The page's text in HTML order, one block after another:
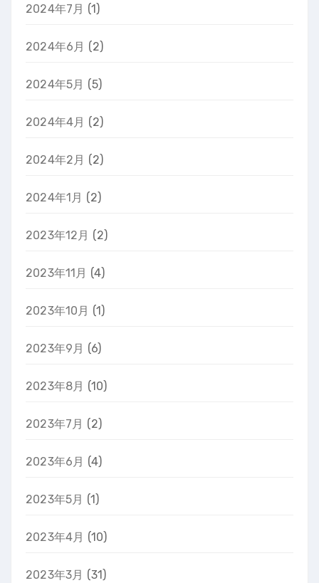
2024年7月 (1)
2024年6月 (2)
2024年5月 (5)
2024年4月 (2)
2024年2月 (2)
2024年1月 (2)
2023年12月 (2)
2023年11月 (4)
2023年10月 (1)
2023年9月 (6)
2023年8月 (10)
2023年7月 (2)
2023年6月 (4)
2023年5月 (1)
2023年4月 (10)
2023年3月 (31)